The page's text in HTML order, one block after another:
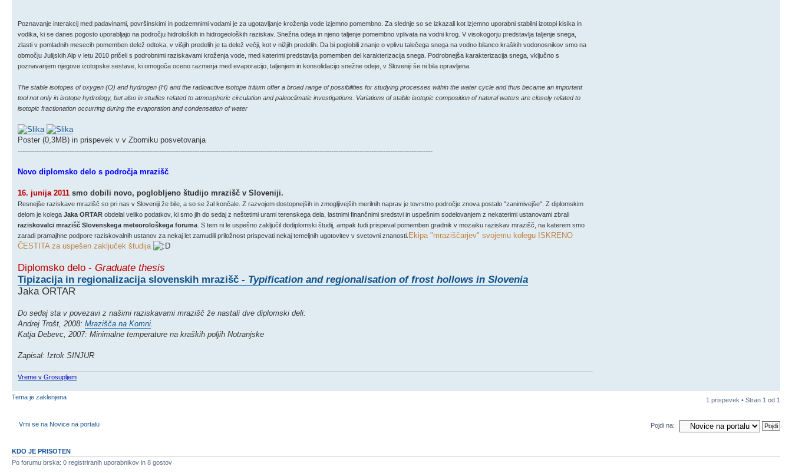
Poznavanje interakcij med padavinami, površinskimi in podzemnimi vodami je za ugotavljanje kroženja vode izjemno pomembno. Za slednje so se izkazali kot izjemno uporabni stabilni izotopi kisika in
vodika, ki se danes pogosto uporabljajo na področju hidroloških in hidrogeoloških raziskav. Snežna odeja in njeno taljenje pomembno vplivata na vodni krog. V visokogorju predstavlja taljenje snega,
zlasti v pomladnih mesecih pomemben delež odtoka, v višjih predelih je ta delež večji, kot v nižjih predelih. Da bi poglobili znanje o vplivu talečega snega na vodno bilanco kraških vodonosnikov smo na
območju Julijskih Alp v letu 2010 pričeli s podrobnimi raziskavami kroženja vode, med katerimi predstavlja pomemben del karakterizacija snega. Podrobnejša karakterizacija snega, vključno s
poznavanjem njegove izotopske sestave, ki omogoča oceno razmerja med evaporacijo, taljenjem in konsolidacijo snežne odeje, v Sloveniji še ni bila opravljena.
The stable isotopes of oxygen (O) and hydrogen (H) and the radioactive isotope tritium offer a broad range of possibilities for studying processes within the water cycle and thus became an important
tool not only in isotope hydrology, but also in studies related to atmospheric circulation and paleoclimatic investigations. Variations of stable isotopic composition of natural waters are closely related to
isotopic fractionation occurring during the evaporation and condensation of water
Poster (0,3MB) in prispevek v v Zborniku posvetovanja
--------------------------------------------------------------------------------------------------------------------------------------------------------------------------------
Novo diplomsko delo s področja mrazišč
16. junija 2011 smo dobili novo, poglobljeno študijo mrazišč v Sloveniji.
Resnejše raziskave mrazišč so pri nas v Sloveniji že bile, a so se žal končale. Z razvojem dostopnejših in zmogljivejših merilnih naprav je tovrstno področje znova postalo "zanimivejše". Z diplomskim
delom je kolega Jaka ORTAR obdelal veliko podatkov, ki smo jih do sedaj z neštetimi urami terenskega dela, lastnimi finančnimi sredstvi in uspešnim sodelovanjem z nekaterimi ustanovami zbrali
raziskovalci mrazišč Slovenskega meteorološkega foruma . S tem ni le uspešno zaključil dodiplomski študij, ampak tudi prispeval pomemben gradnik v mozaiku raziskav mrazišč, na katerem smo
zaradi pramajhne podpore raziskovalnih ustanov za nekaj let zamudili priložnost prispevati nekaj temeljnih ugotovitev v svetovni znanosti. Ekipa "mraziščarjev" svojemu kolegu ISKRENO
ČESTITA za uspešen zaključek študija
Diplomsko delo - Graduate thesis
Tipizacija in regionalizacija slovenskih mrazišč - Typification and regionalisation of frost hollows in Slovenia
Jaka ORTAR
Do sedaj sta v povezavi z našimi raziskavami mrazišč že nastali dve diplomski deli:
Andrej Trošt, 2008: Mrazišča na Komni
Katja Debevc, 2007: Minimalne temperature na kraških poljih Notranjske
Zapisal: Iztok SINJUR
Vreme v Grosupljem
Tema je zaklenjena 1 prispevek • Stran 1 od 1
Vrni se na Novice na portalu Pojdi na:
KDO JE PRISOTEN
Po forumu brska: 0 registriranih uporabnikov in 8 gostov